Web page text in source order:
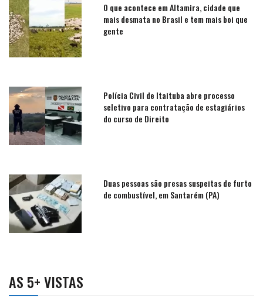
O que acontece em Altamira, cidade que
mais desmata no Brasil e tem mais boi que
gente
Polícia Civil de Itaituba abre processo
seletivo para contratação de estagiários
do curso de Direito
Duas pessoas são presas suspeitas de furto
de combustível, em Santarém (PA)
AS 5+ VISTAS